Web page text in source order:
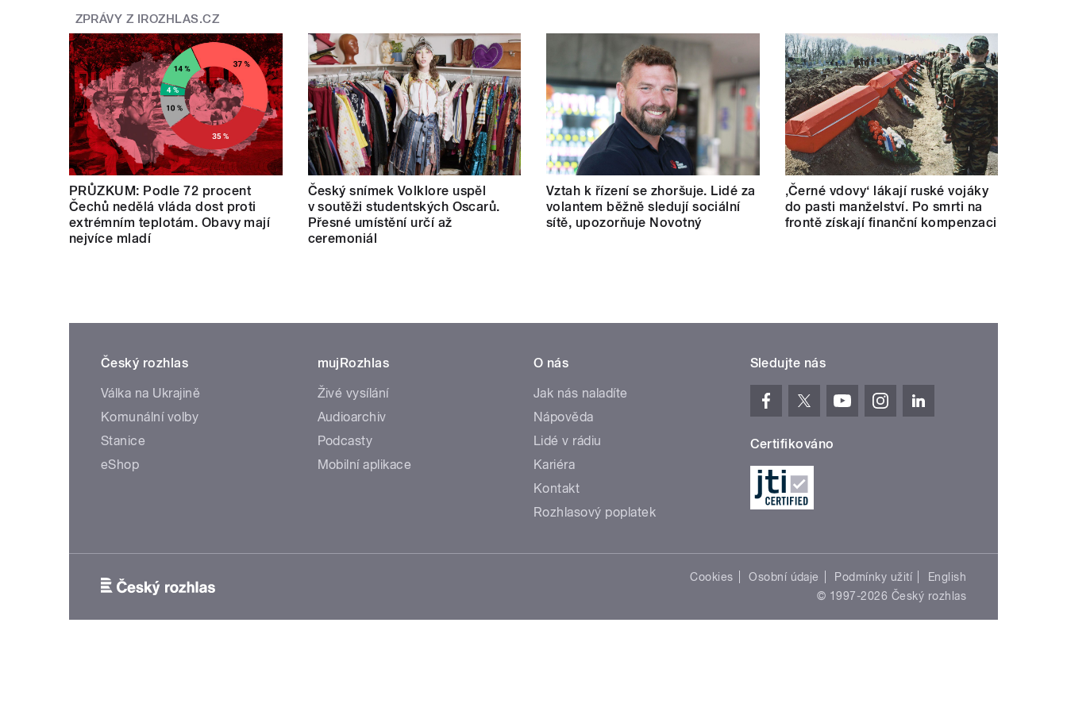
ZPRÁVY Z IROZHLAS.CZ
PRŮZKUM: Podle 72 procent
Čechů nedělá vláda dost proti
extrémním teplotám. Obavy mají
nejvíce mladí
Český snímek Volklore uspěl
v soutěži studentských Oscarů.
Přesné umístění určí až
ceremoniál
Vztah k řízení se zhoršuje. Lidé za
volantem běžně sledují sociální
sítě, upozorňuje Novotný
‚Černé vdovy‘ lákají ruské vojáky
do pasti manželství. Po smrti na
frontě získají finanční kompenzaci
Český rozhlas
Válka na Ukrajině
Komunální volby
Stanice
eShop
mujRozhlas
Živé vysílání
Audioarchiv
Podcasty
Mobilní aplikace
O nás
Jak nás naladíte
Nápověda
Lidé v rádiu
Kariéra
Kontakt
Rozhlasový poplatek
Sledujte nás
Certifikováno
Cookies Osobní údaje Podmínky užití
English
© 1997-2026 Český rozhlas